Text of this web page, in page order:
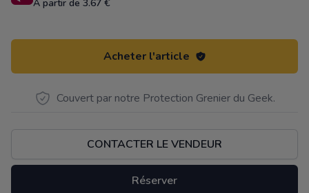
À partir de 3.67 €
Acheter l'article
Couvert par notre Protection Grenier du Geek.
CONTACTER LE VENDEUR
Réserver